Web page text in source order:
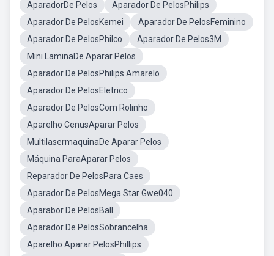
AparadorDe Pelos
Aparador De PelosPhilips
Aparador De PelosKemei
Aparador De PelosFeminino
Aparador De PelosPhilco
Aparador De Pelos3M
Mini LaminaDe Aparar Pelos
Aparador De PelosPhilips Amarelo
Aparador De PelosEletrico
Aparador De PelosCom Rolinho
Aparelho CenusAparar Pelos
MultilasermaquinaDe Aparar Pelos
Máquina ParaAparar Pelos
Reparador De PelosPara Caes
Aparador De PelosMega Star Gwe040
Aparabor De PelosBall
Aparador De PelosSobrancelha
Aparelho Aparar PelosPhillips